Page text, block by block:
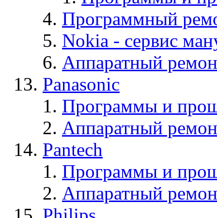
Программный
Nokia - cервис
Аппаратный
Panasonic
Программы и
Аппаратный
Pantech
Программы и
Аппаратный